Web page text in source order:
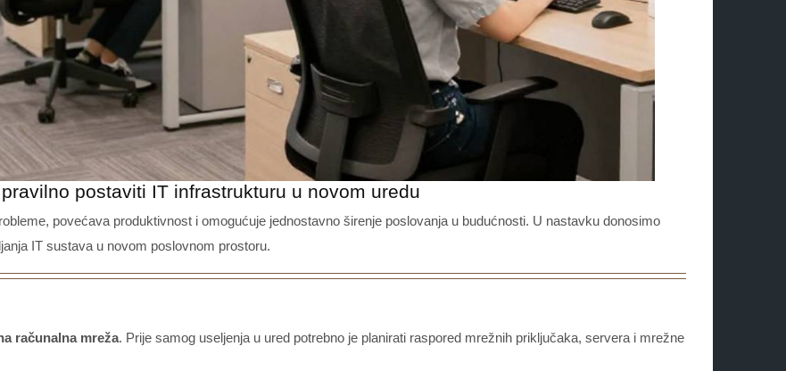
postaviti IT infrastrukturu u novom uredu
povećava produktivnost i omogućuje jednostavno širenje poslovanja u budućnosti. U nastavku donosimo
IT sustava u novom poslovnom prostoru.
računalna mreža. Prije samog useljenja u ured potrebno je planirati raspored mrežnih priključaka, servera i mrežne